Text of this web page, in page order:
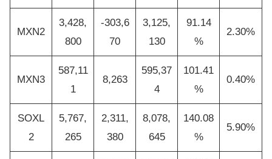
MXN2
3,428,
800
-303,6
70
3,125,
130
91.14
%
2.30%
MXN3
587,11
1
8,263
595,37
4
101.41
%
0.40%
SOXL
2
5,767,
265
2,311,
380
8,078,
645
140.08
%
5.90%